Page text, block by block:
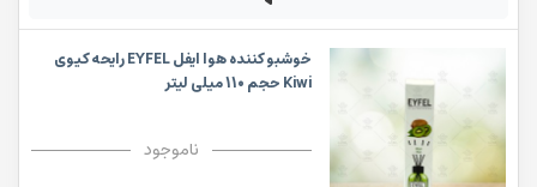
خوشبو کننده هوا ایفل EYFEL رایحه کیوی
Kiwi حجم 110 میلی لیتر
ناموجود